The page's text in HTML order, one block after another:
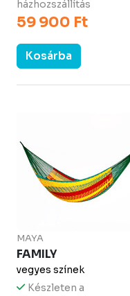
házhozszállítás
59 900 Ft
Kosárba
MAYA
FAMILY
vegyes színek
Készleten a